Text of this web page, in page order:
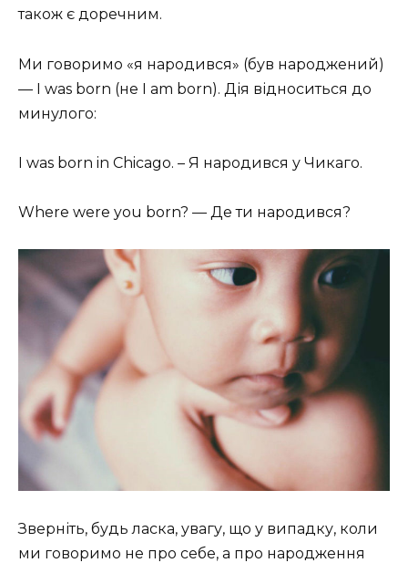
також є доречним.
Ми говоримо «я народився» (був народжений)
— I was born (не I am born). Дія відноситься до
минулого:
I was born in Chicago. – Я народився у Чикаго.
Where were you born? — Де ти народився?
Зверніть, будь ласка, увагу, що у випадку, коли
ми говоримо не про себе, а про народження